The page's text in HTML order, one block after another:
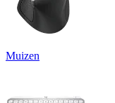
Muizen